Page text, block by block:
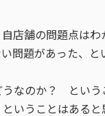
店舗の問題点はわ
問題があった、と
なのか？ という
いうことはあると